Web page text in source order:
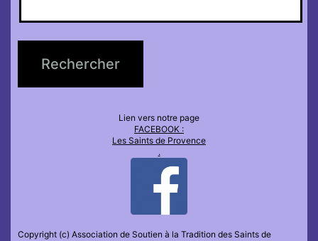
Lien vers notre page
FACEBOOK :
Les Saints de Provence
.
Copyright (c) Association de Soutien à la Tradition des Saints de